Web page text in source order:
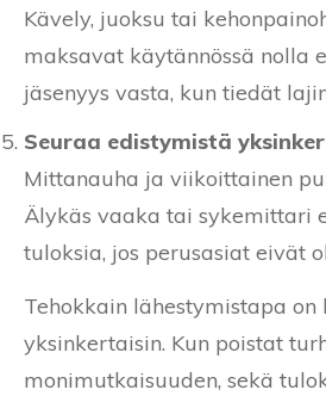
Kävely, juoksu tai
maksavat käytännössä nolla
jäsenyys vasta, kun tiedät
Seuraa edistymistä
Mittanauha ja viikoittainen
Älykäs vaaka tai sykemittari
tuloksia, jos perusasiat eivät
Tehokkain lähestymistapa on
yksinkertaisin. Kun poistat
monimutkaisuuden, sekä